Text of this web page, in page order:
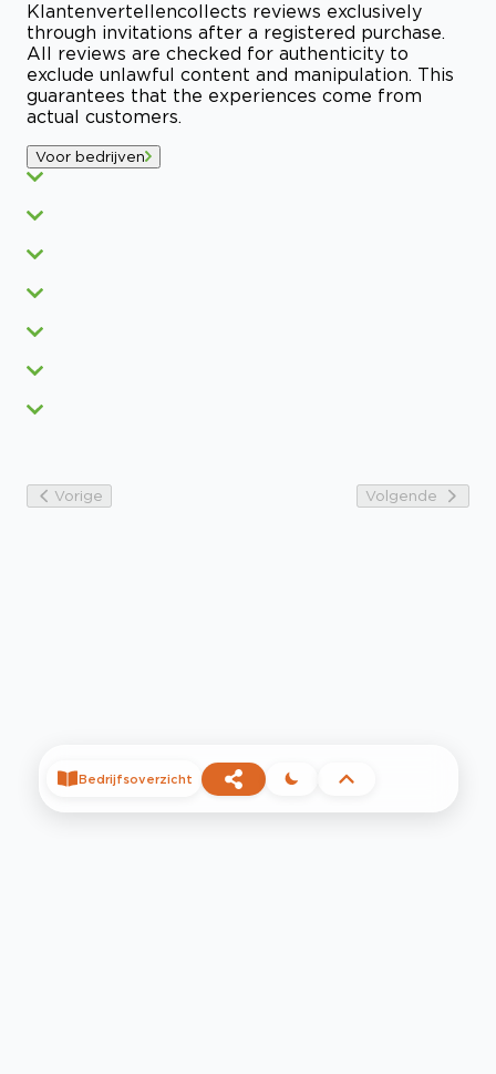
Klantenvertellencollects reviews exclusively
through invitations after a registered purchase.
All reviews are checked for authenticity to
exclude unlawful content and manipulation. This
guarantees that the experiences come from
actual customers.
Voor bedrijven
Vorige Volgende
Bedrijfsoverzicht